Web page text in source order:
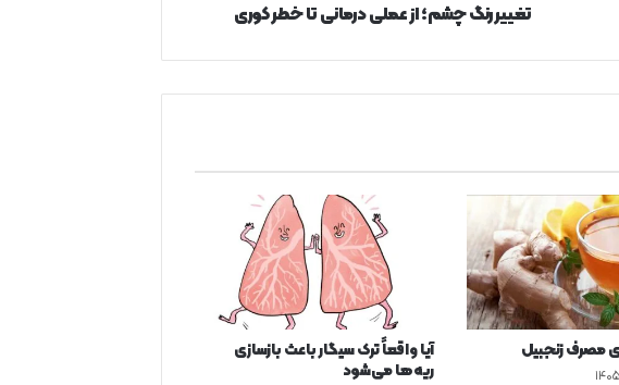
؛
ل
ی
د
ر
م
ا
ن
ی
ت
تغییر رنگ چشم؛ از عملی درمانی تا خطر کوری
زنجبیل
آیا واقعاً ترک سیگار باعث بازسازی
ریه‌ها می‌شود